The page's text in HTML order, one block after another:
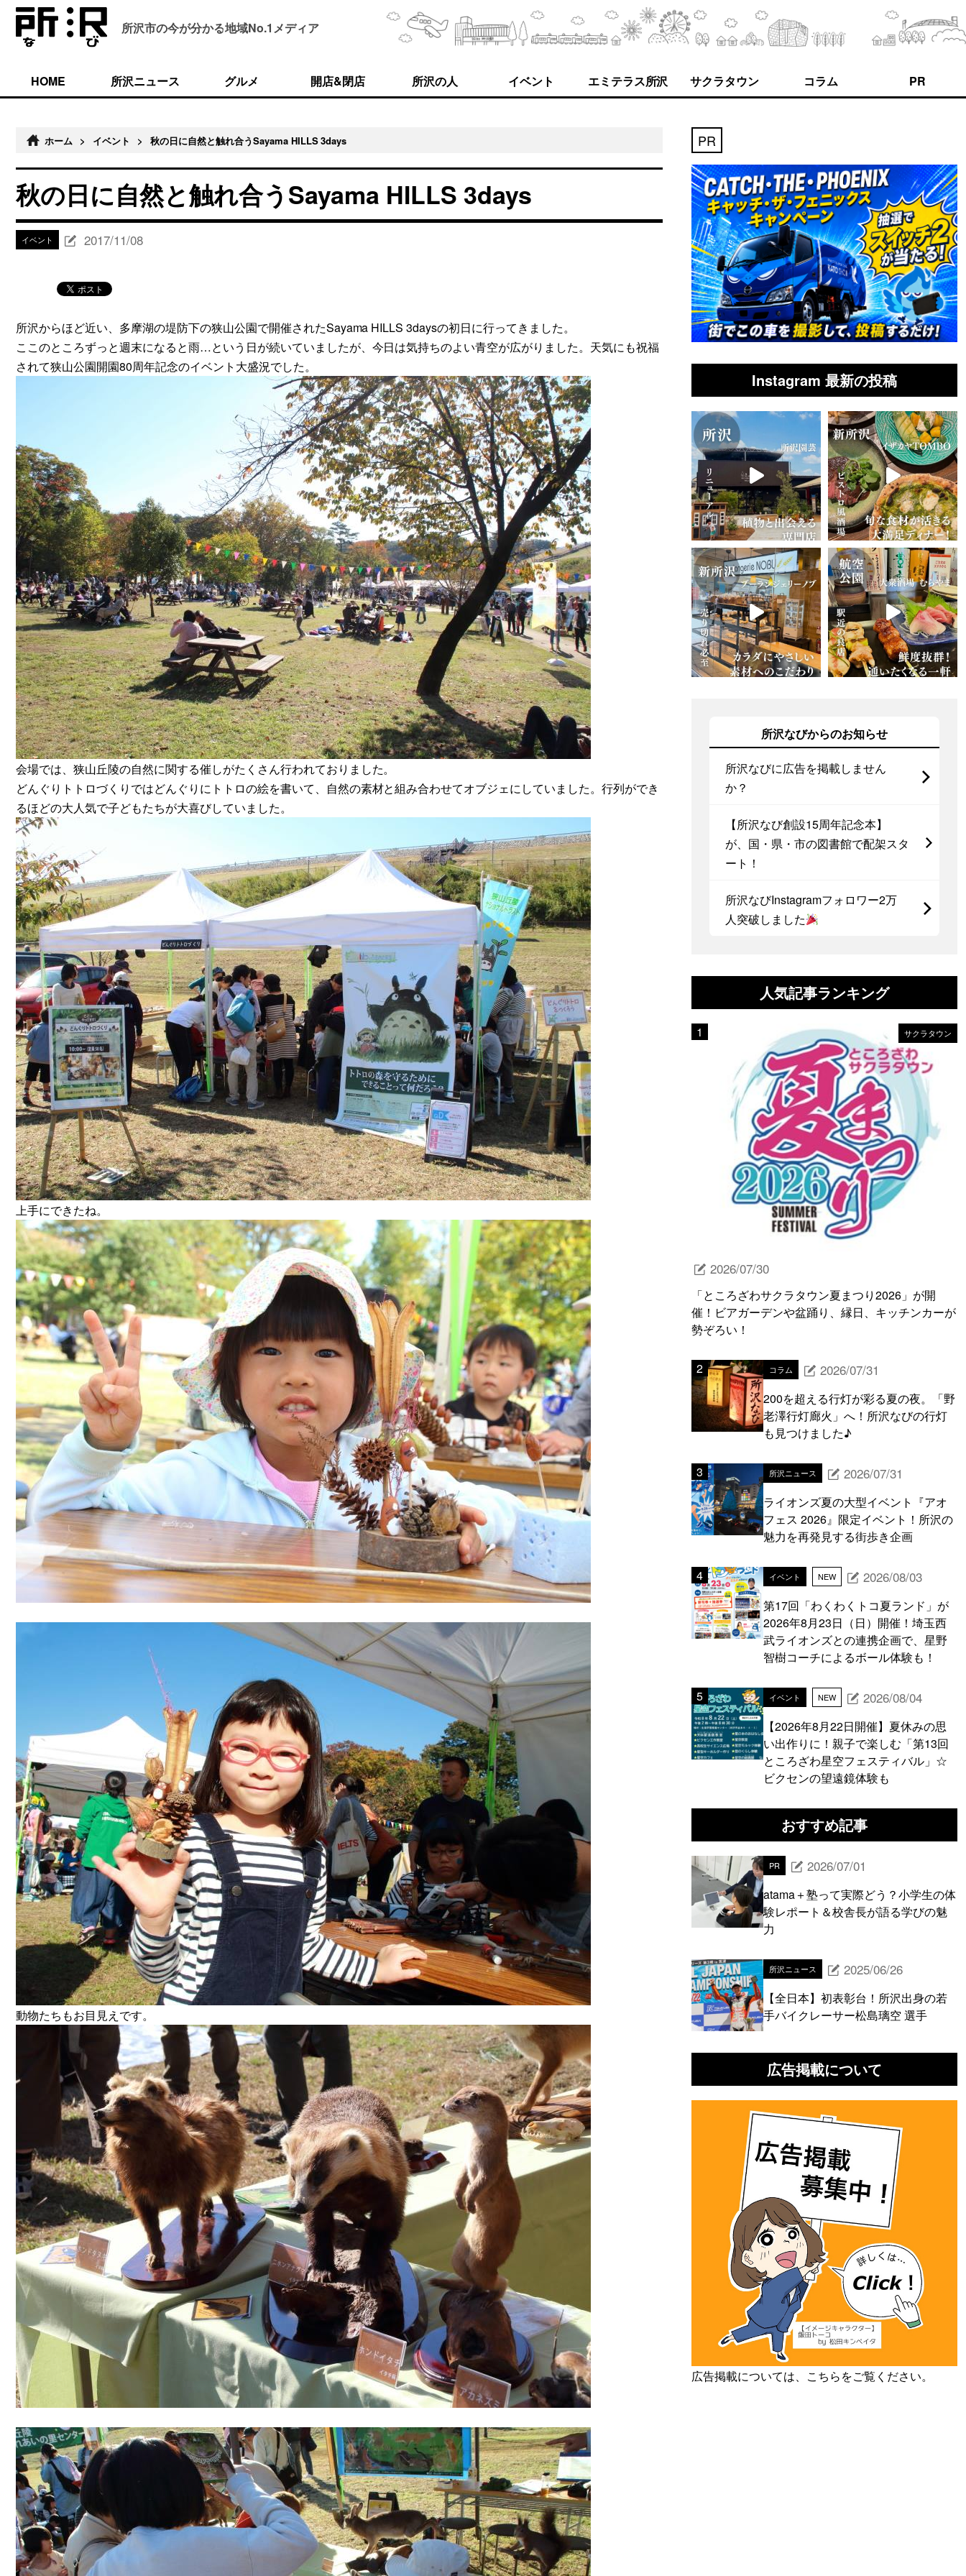
所沢市の今が分かる地域No.1メディア
HOME 所沢ニュース グルメ 開店&閉店 所沢の人 イベント エミテラス所沢 サクラタウン コラム PR
ホーム > イベント > 秋の日に自然と触れ合うSayama HILLS 3days
秋の日に自然と触れ合うSayama HILLS 3days
イベント 2017/11/08
所沢からほど近い、多摩湖の堤防下の狭山公園で開催されたSayama HILLS 3daysの初日に行ってきました。
ここのところずっと週末になると雨…という日が続いていましたが、今日は気持ちのよい青空が広がりました。天気にも祝福
されて狭山公園開園80周年記念のイベント大盛況でした。
会場では、狭山丘陵の自然に関する催しがたくさん行われておりました。
どんぐりトトロづくりではどんぐりにトトロの絵を書いて、自然の素材と組み合わせてオブジェにしていました。行列ができ
るほどの大人気で子どもたちが大喜びしていました。
上手にできたね。
動物たちもお目見えです。
PR
Instagram 最新の投稿
所沢なびからのお知らせ
所沢なびに広告を掲載しません
か？
【所沢なび創設15周年記念本】
が、国・県・市の図書館で配架スタ
ート！
所沢なびInstagramフォロワー2万
人突破しました
人気記事ランキング
サクラタウン
2026/07/30
「ところざわサクラタウン夏まつり2026」が開
催！ビアガーデンや盆踊り、縁日、キッチンカーが
勢ぞろい！
コラム 2026/07/31
200を超える行灯が彩る夏の夜。「野
老澤行灯廊火」へ！所沢なびの行灯
も見つけました♪
所沢ニュース 2026/07/31
ライオンズ夏の大型イベント『アオ
フェス 2026』限定イベント！所沢の
魅力を再発見する街歩き企画
イベント NEW 2026/08/03
第17回「わくわくトコ夏ランド」が
2026年8月23日（日）開催！埼玉西
武ライオンズとの連携企画で、星野
智樹コーチによるボール体験も！
イベント NEW 2026/08/04
【2026年8月22日開催】夏休みの思
い出作りに！親子で楽しむ「第13回
ところざわ星空フェスティバル」☆
ビクセンの望遠鏡体験も
おすすめ記事
PR 2026/07/01
atama＋塾って実際どう？小学生の体
験レポート＆校舎長が語る学びの魅
力
所沢ニュース 2025/06/26
【全日本】初表彰台！所沢出身の若
手バイクレーサー松島璃空 選手
広告掲載について
広告掲載については、こちらをご覧ください。